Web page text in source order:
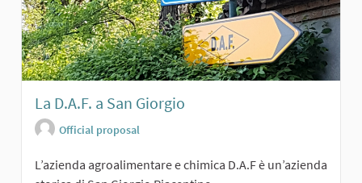
La D.A.F. a San Giorgio
Official proposal
L’azienda agroalimentare e chimica D.A.F è un’azienda